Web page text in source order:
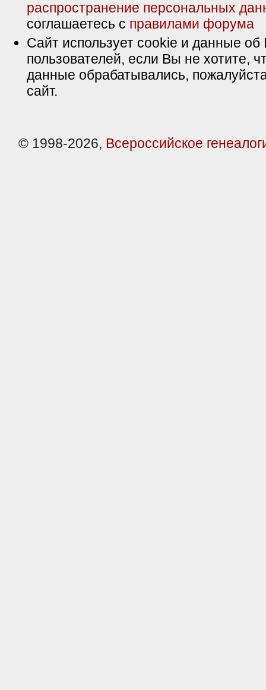
распространение персональных
соглашаетесь с правилами форума
Сайт использует cookie и данные об
пользователей, если Вы не хотите,
данные обрабатывались,
сайт.
© 1998-2026, Всероссийское